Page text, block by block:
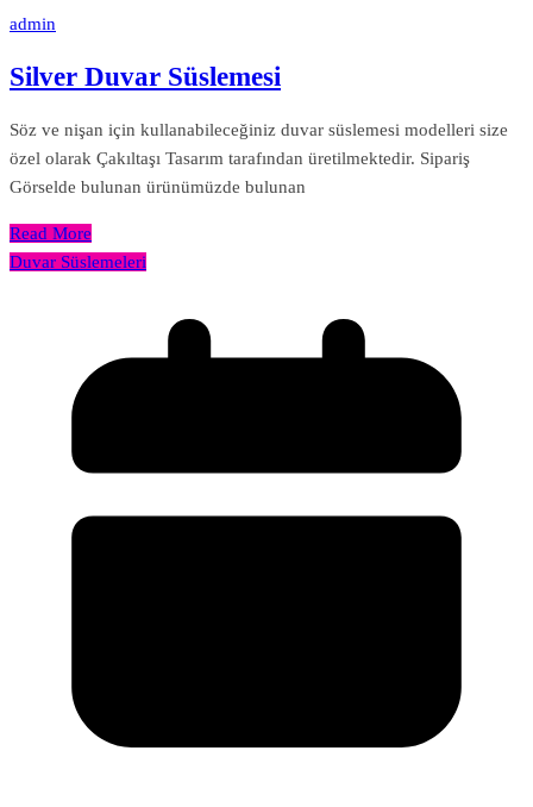
admin
Silver Duvar Süslemesi
Söz ve nişan için kullanabileceğiniz duvar süslemesi modelleri size
özel olarak Çakıltaşı Tasarım tarafından üretilmektedir. Sipariş
Görselde bulunan ürünümüzde bulunan
Read More
Duvar Süslemeleri